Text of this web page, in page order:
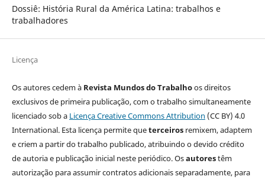
Dossiê: História Rural da América Latina: trabalhos e
trabalhadores
Licença
Os autores cedem à Revista Mundos do Trabalhoos direitos
exclusivos de primeira publicação, com o trabalho simultaneamente
licenciado sob a Licença Creative Commons Attribution (CC BY) 4.0
International. Esta licença permite queterceirosremixem, adaptem
e criem a partir do trabalho publicado, atribuindo o devido crédito
de autoria e publicação inicial neste periódico. Osautorestêm
autorização para assumir contratos adicionais separadamente, para